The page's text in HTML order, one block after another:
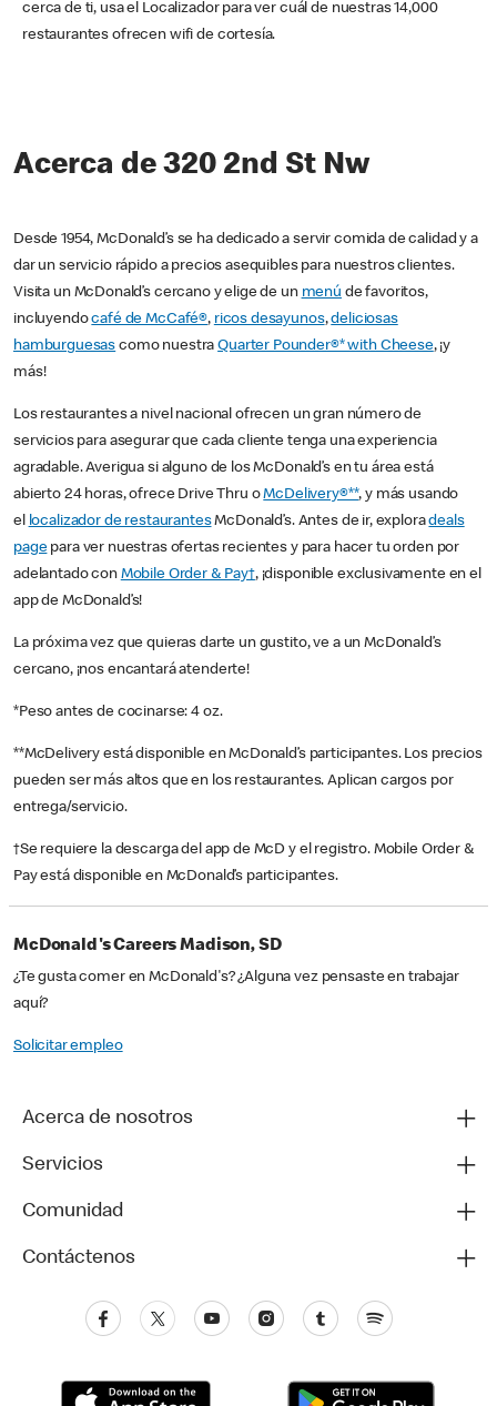
cerca de ti, usa el Localizador para ver cuál de nuestras 14,000
restaurantes ofrecen wifi de cortesía.
Acerca de 320 2nd St Nw
Desde 1954, McDonald’s se ha dedicado a servir comida de calidad y a
dar un servicio rápido a precios asequibles para nuestros clientes.
Visita un McDonald’s cercano y elige de un menú de favoritos,
incluyendocafé de McCafé®, ricos desayunos,deliciosas
hamburguesas como nuestraQuarter Pounder®* with Cheese, ¡y
más!
Los restaurantes a nivel nacional ofrecen un gran número de
servicios para asegurar que cada cliente tenga una experiencia
agradable. Averigua si alguno de los McDonald’s en tu área está
abierto 24 horas, ofrece Drive Thru oMcDelivery®**, y más usando
el localizador de restaurantesMcDonald’s. Antes de ir, exploradeals
pagepara ver nuestras ofertas recientes y para hacer tu orden por
adelantado con Mobile Order & Pay†, ¡disponible exclusivamente en el
app de McDonald’s!
La próxima vez que quieras darte un gustito, ve a un McDonald’s
cercano, ¡nos encantará atenderte!
*Peso antes de cocinarse: 4 oz.
**McDelivery está disponible en McDonald’s participantes. Los precios
pueden ser más altos que en los restaurantes. Aplican cargos por
entrega/servicio.
†Se requiere la descarga del app de McD y el registro. Mobile Order &
Pay está disponible en McDonald’s participantes.
McDonald's Careers Madison, SD
¿Te gusta comer en McDonald's? ¿Alguna vez pensaste en trabajar
aquí?
Solicitar empleo
Acerca de nosotros
Servicios
Comunidad
Contáctenos